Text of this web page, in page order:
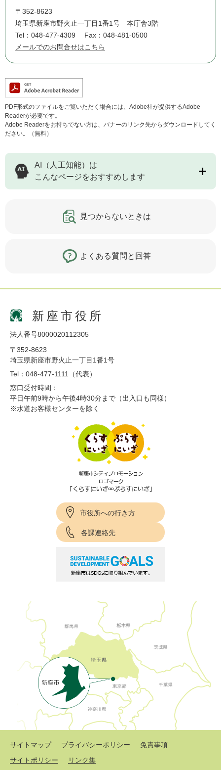
〒352-8623
埼玉県新座市野火止一丁目1番1号 本庁舎3階
Tel：048-477-4309
Fax：048-481-0500
メールでのお問合せはこちら
PDF形式のファイルをご覧いただく場合には、Adobe社が提供するAdobe
Readerが必要です。
Adobe Readerをお持ちでない方は、バナーのリンク先からダウンロードしてく
ださい。（無料）
AI（人工知能）は
こんなページをおすすめします
見つからないときは
よくある質問と回答
新座市役所
法人番号8000020112305
〒352-8623
埼玉県新座市野火止一丁目1番1号
Tel：048-477-1111（代表）
窓口受付時間：
平日午前9時から午後4時30分まで（出入口も同様）
※水道お客様センターを除く
市役所への行き方
各課連絡先
サイトマップ プライバシーポリシー
免責事項
サイトポリシー
リンク集